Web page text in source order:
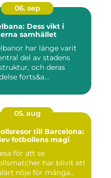
06. sep
Dess vikt i
samhället
har länge varit
del av stadens
och deras
forts&a...
05. aug
till Barcelona:
fotbollens magi
för att se
har blivit ett
nöje för många...